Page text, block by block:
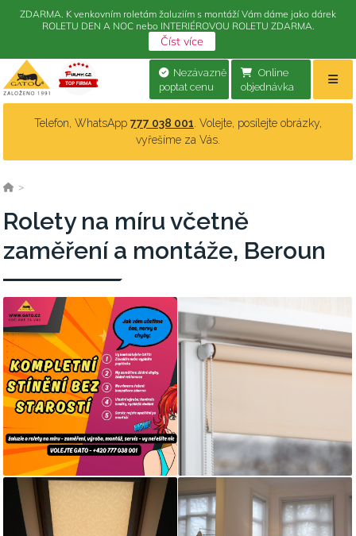
Online
objednávka
Nezávazně
poptat cenu
Telefon, WhatsApp 777 038 001 . Volejte, posílejte obrázky,
vyřešíme za Vás.
>
Rolety na míru včetně
zaměření a montáže, Beroun
ZDARMA. K venkovním roletám žaluziím s montáží Vám dáme jako dárek
ROLETU DEN A NOC nebo INTERIÉROVOU ROLETU ZDARMA.
Číst více